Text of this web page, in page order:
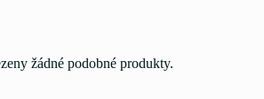
žádné podobné produkty.